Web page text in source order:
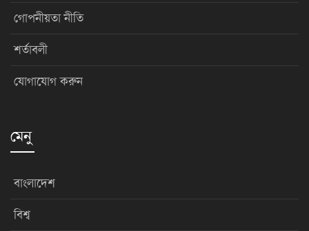
গোপনীয়তা নীতি
শর্তাবলী
যোগাযোগ করুন
মেনু
বাংলাদেশ
বিশ্ব